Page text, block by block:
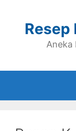
contentResep
Aneka